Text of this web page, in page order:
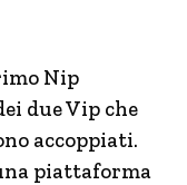
Nip
due Vip che
accoppiati.
piattaforma